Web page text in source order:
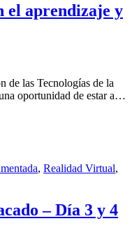
el aprendizaje y
de las Tecnologías de la
oportunidad de estar a…
, Realidad Virtual,
– Día 3 y 4